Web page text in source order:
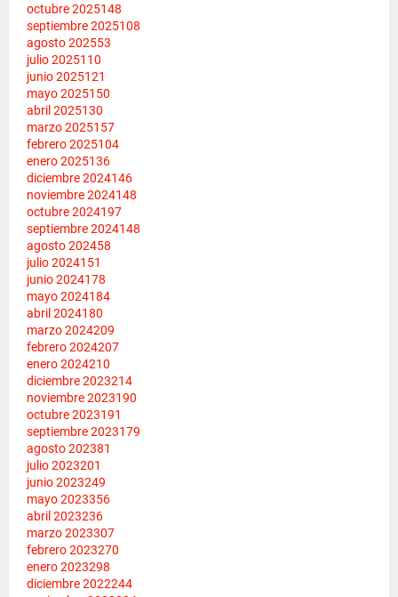
octubre 2025148
septiembre 2025108
agosto 202553
julio 2025110
junio 2025121
mayo 2025150
abril 2025130
marzo 2025157
febrero 2025104
enero 2025136
diciembre 2024146
noviembre 2024148
octubre 2024197
septiembre 2024148
agosto 202458
julio 2024151
junio 2024178
mayo 2024184
abril 2024180
marzo 2024209
febrero 2024207
enero 2024210
diciembre 2023214
noviembre 2023190
octubre 2023191
septiembre 2023179
agosto 202381
julio 2023201
junio 2023249
mayo 2023356
abril 2023236
marzo 2023307
febrero 2023270
enero 2023298
diciembre 2022244